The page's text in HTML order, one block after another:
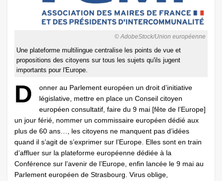
© AdobeStock/Union européenne
Une plateforme multilingue centralise les points de vue et
propositions des citoyens sur tous les sujets qu'ils jugent
importants pour l'Europe.
D
onner au Parlement européen un droit d’initiative
législative, mettre en place un Conseil citoyen
européen consultatif, faire du 9 mai [fête de l’Europe]
un jour férié, nommer un commissaire européen dédié aux
plus de 60 ans…, les citoyens ne manquent pas d’idées
quand il s’agit de s’exprimer sur l’Europe. Elles sont en train
d’affluer sur la plateforme européenne dédiée à la
Conférence sur l’avenir de l’Europe, enfin lancée le 9 mai au
Parlement européen de Strasbourg. Virus oblige,